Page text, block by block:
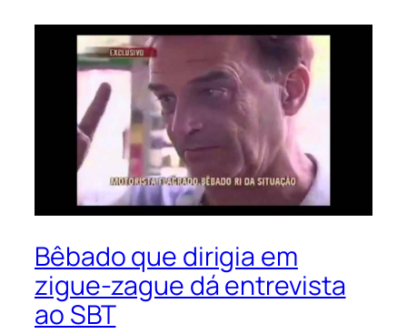
Bêbado que dirigia em
zigue-zague dá entrevista
ao SBT